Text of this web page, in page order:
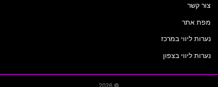
צור קשר
מפת אתר
נערות ליווי במרכז
נערות ליווי בצפון
© 2026